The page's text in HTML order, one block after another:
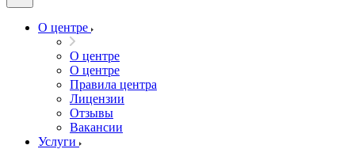
О центре
О центре
О центре
Правила центра
Лицензии
Отзывы
Вакансии
Услуги